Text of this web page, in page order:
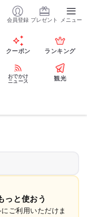
会員登録 プレゼント メニュー
クーポン ランキング
おでかけ
ニュース
観光
っと使おう
ご利用いただけま